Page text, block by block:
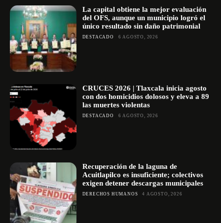
La capital obtiene la mejor evaluación
del OFS, aunque un municipio logró el
único resultado sin daño patrimonial
DESTACADO 6 AGOSTO, 2026
CRUCES 2026 | Tlaxcala inicia agosto
con dos homicidios dolosos y eleva a 89
las muertes violentas
DESTACADO 6 AGOSTO, 2026
Recuperación de la laguna de
Acuitlapilco es insuficiente; colectivos
exigen detener descargas municipales
DERECHOS HUMANOS 4 AGOSTO, 2026